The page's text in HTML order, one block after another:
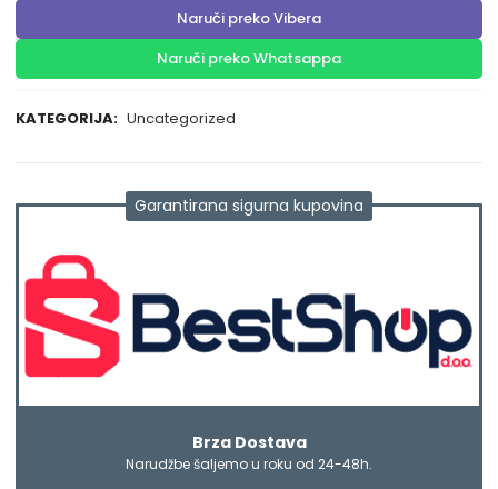
Naruči preko Vibera
Naruči preko Whatsappa
KATEGORIJA: Uncategorized
Garantirana sigurna kupovina
Brza Dostava
Narudžbe šaljemo u roku od 24-48h.